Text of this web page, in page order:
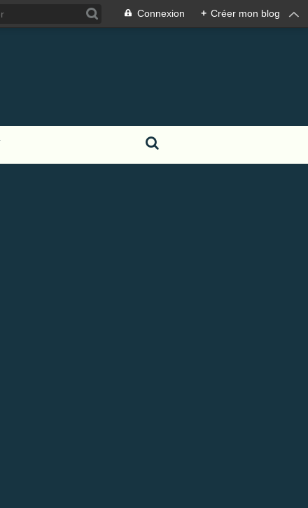
Connexion + Créer mon blog